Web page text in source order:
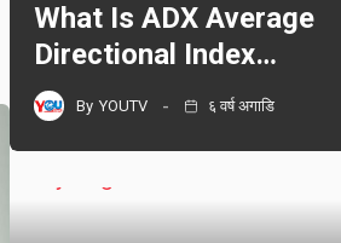
What Is ADX Average
Directional Index…
By YOUTV ६ वर्ष अगाडि